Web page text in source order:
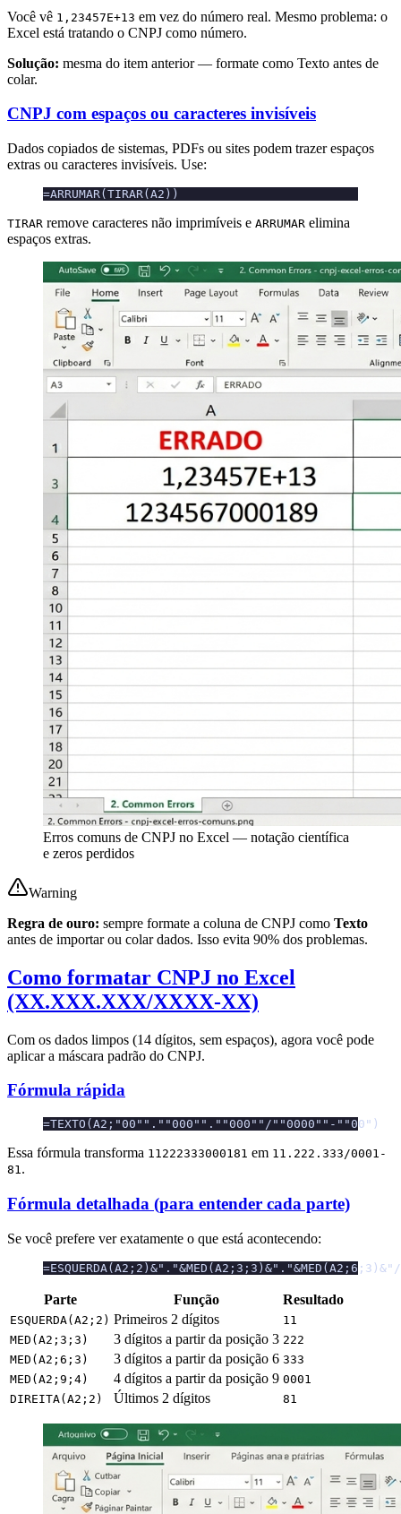
Você vê 1,23457E+13 em vez do número real. Mesmo problema: o
Excel está tratando o CNPJ como número.
Solução: mesma do item anterior — formate como Texto antes de
colar.
CNPJ com espaços ou caracteres invisíveis
Dados copiados de sistemas, PDFs ou sites podem trazer espaços
extras ou caracteres invisíveis. Use:
=ARRUMAR(TIRAR(A2))
TIRAR remove caracteres não imprimíveis e ARRUMAR elimina
espaços extras.
Erros comuns de CNPJ no Excel — notação científica
e zeros perdidos
Warning
Regra de ouro: sempre formate a coluna de CNPJ como Texto
antes de importar ou colar dados. Isso evita 90% dos problemas.
Como formatar CNPJ no Excel
(XX.XXX.XXX/XXXX-XX)
Com os dados limpos (14 dígitos, sem espaços), agora você pode
aplicar a máscara padrão do CNPJ.
Fórmula rápida
=TEXTO(A2;"00"".""000"".""000""/""0000""-""00")
Essa fórmula transforma 11222333000181 em 11.222.333/0001-
81.
Fórmula detalhada (para entender cada parte)
Se você prefere ver exatamente o que está acontecendo:
Parte Função Resultado
ESQUERDA(A2;2) Primeiros 2 dígitos
11
MED(A2;3;3)
3 dígitos a partir da posição 3 222
MED(A2;6;3)
3 dígitos a partir da posição 6 333
MED(A2;9;4)
4 dígitos a partir da posição 9 0001
DIREITA(A2;2)
Últimos 2 dígitos 81